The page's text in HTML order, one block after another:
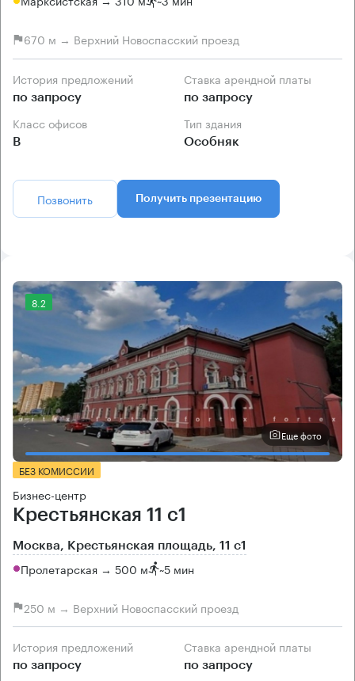
670 м → Верхний Новоспасский проезд
История предложений
по запросу
Ставка арендной платы
по запросу
Класс офисов
B
Тип здания
Особняк
Позвонить Получить презентацию
8.2
Еще фото
БЕЗ КОМИССИИ
Бизнес-центр
Крестьянская 11 с1
Москва, Крестьянская площадь, 11 с1
Пролетарская → 500 м ~5 мин
250 м → Верхний Новоспасский проезд
История предложений
по запросу
Ставка арендной платы
по запросу